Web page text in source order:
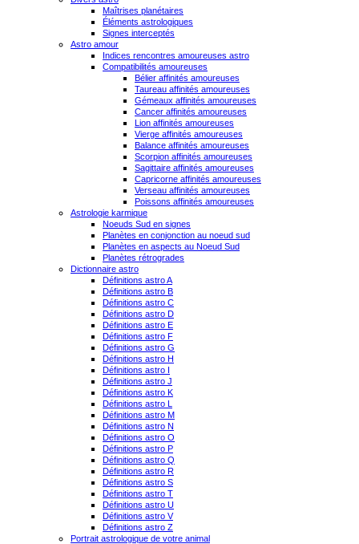
Maîtrises planétaires
Éléments astrologiques
Signes interceptés
Astro amour
Indices rencontres amoureuses astro
Compatibilités amoureuses
Bélier affinités amoureuses
Taureau affinités amoureuses
Gémeaux affinités amoureuses
Cancer affinités amoureuses
Lion affinités amoureuses
Vierge affinités amoureuses
Balance affinités amoureuses
Scorpion affinités amoureuses
Sagittaire affinités amoureuses
Capricorne affinités amoureuses
Verseau affinités amoureuses
Poissons affinités amoureuses
Astrologie karmique
Noeuds Sud en signes
Planètes en conjonction au noeud sud
Planètes en aspects au Noeud Sud
Planètes rétrogrades
Dictionnaire astro
Définitions astro A
Définitions astro B
Définitions astro C
Définitions astro D
Définitions astro E
Définitions astro F
Définitions astro G
Définitions astro H
Définitions astro I
Définitions astro J
Définitions astro K
Définitions astro L
Définitions astro M
Définitions astro N
Définitions astro O
Définitions astro P
Définitions astro Q
Définitions astro R
Définitions astro S
Définitions astro T
Définitions astro U
Définitions astro V
Définitions astro Z
Portrait astrologique de votre animal